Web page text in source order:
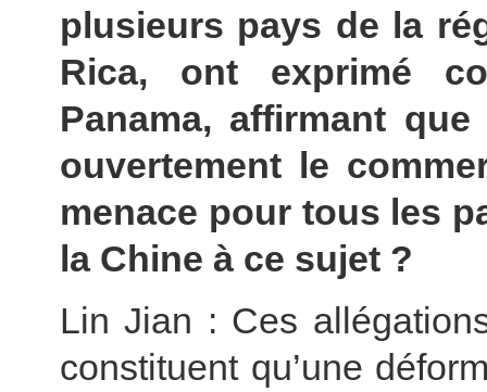
plusieurs pays de la
Rica, ont exprimé
Panama, affirmant
ouvertement le
menace pour tous les
la Chine à ce sujet ?
Lin Jian : Ces
constituent qu’une